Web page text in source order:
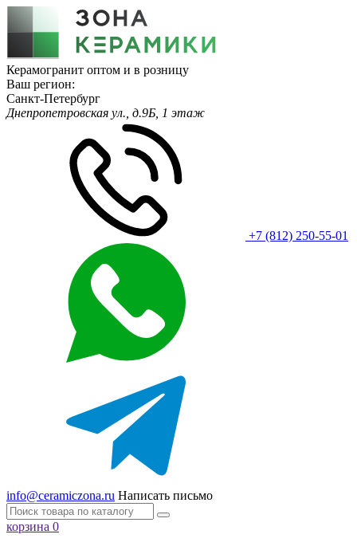
Керамогранит оптом и в розницу
Ваш регион:
Санкт-Петербург
Днепропетровская ул., д.9Б, 1 этаж
+7 (812) 250-55-01
info@ceramiczona.ru Написать письмо
корзина 0